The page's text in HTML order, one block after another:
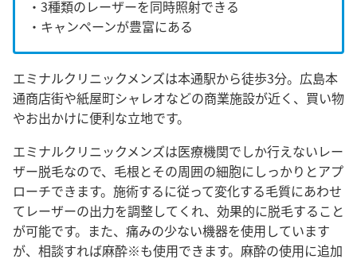
・3種類のレーザーを同時照射できる
・キャンペーンが豊富にある
エミナルクリニックメンズは本通駅から徒歩3分。広島本
通商店街や紙屋町シャレオなどの商業施設が近く、買い物
やお出かけに便利な立地です。
エミナルクリニックメンズは医療機関でしか行えないレー
ザー脱毛なので、毛根とその周囲の細胞にしっかりとアプ
ローチできます。施術するに従って変化する毛質にあわせ
てレーザーの出力を調整してくれ、効果的に脱毛すること
が可能です。また、痛みの少ない機器を使用しています
が、相談すれば麻酔※も使用できます。麻酔の使用に追加